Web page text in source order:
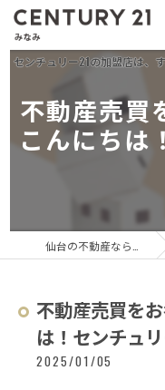
不動産売買
こんにちは
不動産売買を
は！センチュ
2025/01/05